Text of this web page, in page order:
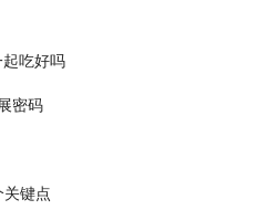
吃好吗
密码
键点